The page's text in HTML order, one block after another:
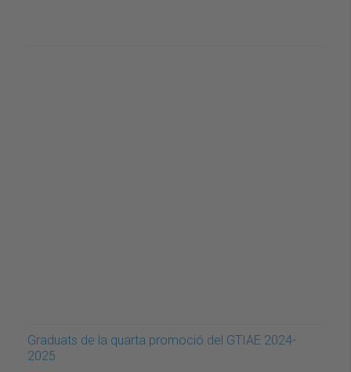
Graduats de la quarta promoció del GTIAE 2024-
2025